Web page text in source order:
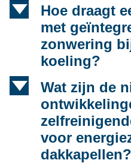
d
Hoe draagt
met
zonwering
koeling?
d
Wat zijn de
voor
dakkapellen?